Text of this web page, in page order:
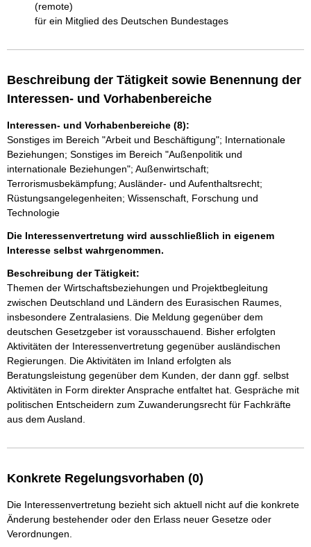
(remote)
für ein Mitglied des Deutschen Bundestages
Beschreibung der Tätigkeit sowie Benennung der
Interessen- und Vorhabenbereiche
Interessen- und Vorhabenbereiche (8):
Sonstiges im Bereich "Arbeit und Beschäftigung"; Internationale
Beziehungen; Sonstiges im Bereich "Außenpolitik und
internationale Beziehungen"; Außenwirtschaft;
Terrorismusbekämpfung; Ausländer- und Aufenthaltsrecht;
Rüstungsangelegenheiten; Wissenschaft, Forschung und
Technologie
Die Interessenvertretung wird ausschließlich in eigenem
Interesse selbst wahrgenommen.
Beschreibung der Tätigkeit:
Themen der Wirtschaftsbeziehungen und Projektbegleitung
zwischen Deutschland und Ländern des Eurasischen Raumes,
insbesondere Zentralasiens. Die Meldung gegenüber dem
deutschen Gesetzgeber ist vorausschauend. Bisher erfolgten
Aktivitäten der Interessenvertretung gegenüber ausländischen
Regierungen. Die Aktivitäten im Inland erfolgten als
Beratungsleistung gegenüber dem Kunden, der dann ggf. selbst
Aktivitäten in Form direkter Ansprache entfaltet hat. Gespräche mit
politischen Entscheidern zum Zuwanderungsrecht für Fachkräfte
aus dem Ausland.
Konkrete Regelungsvorhaben (0)
Die Interessenvertretung bezieht sich aktuell nicht auf die konkrete
Änderung bestehender oder den Erlass neuer Gesetze oder
Verordnungen.